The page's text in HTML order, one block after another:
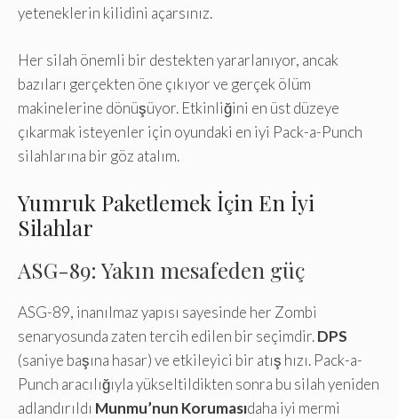
yeteneklerin kilidini açarsınız.
Her silah önemli bir destekten yararlanıyor, ancak
bazıları gerçekten öne çıkıyor ve gerçek ölüm
makinelerine dönüşüyor. Etkinliğini en üst düzeye
çıkarmak isteyenler için oyundaki en iyi Pack-a-Punch
silahlarına bir göz atalım.
Yumruk Paketlemek İçin En İyi
Silahlar
ASG-89: Yakın mesafeden güç
ASG-89, inanılmaz yapısı sayesinde her Zombi
senaryosunda zaten tercih edilen bir seçimdir.DPS
(saniye başına hasar) ve etkileyici bir atış hızı. Pack-a-
Punch aracılığıyla yükseltildikten sonra bu silah yeniden
adlandırıldı Munmu’nun Korumasıdaha iyi mermi